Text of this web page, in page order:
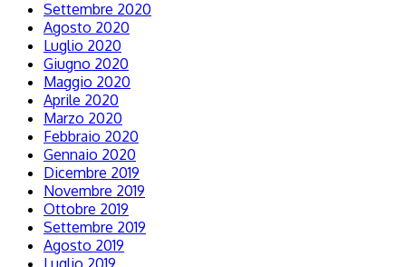
Settembre 2020
Agosto 2020
Luglio 2020
Giugno 2020
Maggio 2020
Aprile 2020
Marzo 2020
Febbraio 2020
Gennaio 2020
Dicembre 2019
Novembre 2019
Ottobre 2019
Settembre 2019
Agosto 2019